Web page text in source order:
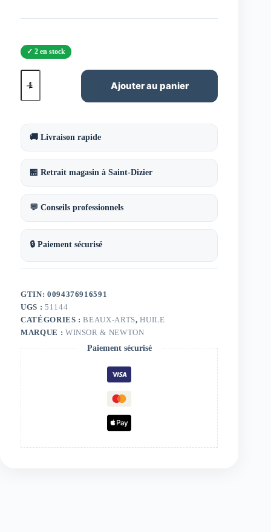
2 en stock
quantité
de
gris
davy
W&N
Ajouter au panier
🚚 Livraison rapide
🏪 Retrait magasin à Saint-Dizier
💬 Conseils professionnels
🔒 Paiement sécurisé
GTIN: 0094376916591
UGS : 51144
CATÉGORIES :BEAUX-ARTS,HUILE
MARQUE : WINSOR & NEWTON
Paiement sécurisé